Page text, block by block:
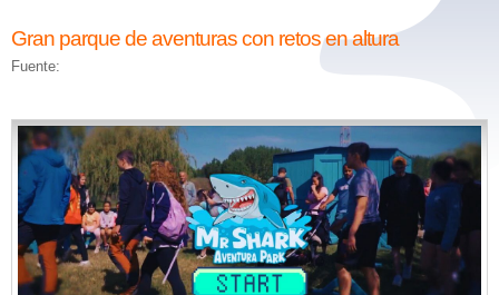
Gran parque de aventuras con retos en altura
Fuente: